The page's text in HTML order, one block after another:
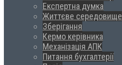
Експертна думка
Життєве середовище
Зберігання
Кермо керівника
Механізація АПК
Питання бухгалтерії